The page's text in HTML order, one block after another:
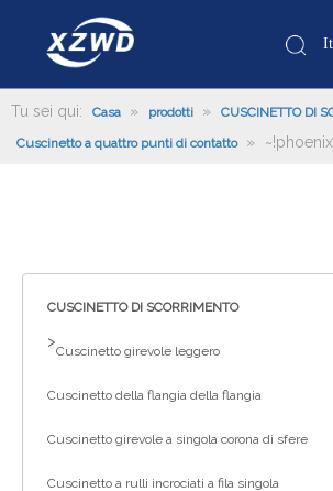
Tu sei qui: Casa » prodotti » CUSCINETTO DI
Cuscinetto a quattro punti di contatto »
CUSCINETTO DI SCORRIMENTO
>
Cuscinetto girevole leggero
Cuscinetto della flangia della flangia
Cuscinetto girevole a singola corona di sfere
Cuscinetto a rulli incrociati a fila singola